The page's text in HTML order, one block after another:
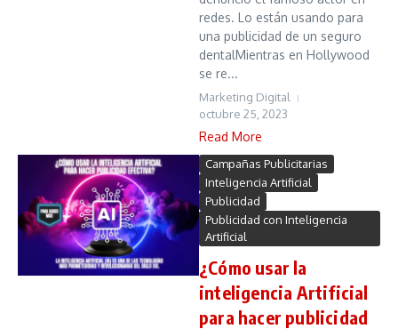
redes. Lo están usando para
una publicidad de un seguro
dentalMientras en Hollywood
se re...
Marketing Digital
octubre 25, 2023
Read More
Campañas Publicitarias
Inteligencia Artificial
Publicidad
Publicidad con Inteligencia
Artificial
¿Cómo usar la
inteligencia Artificial
para hacer publicidad